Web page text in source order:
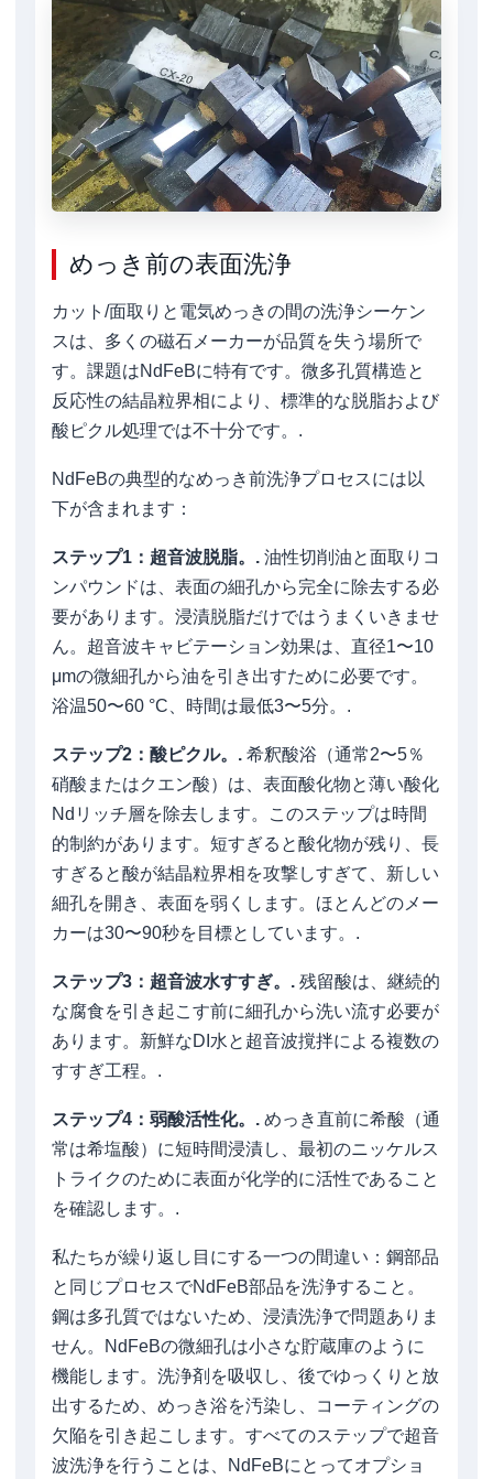
めっき前の表面洗浄
カット/面取りと電気めっきの間の洗浄シーケン
スは、多くの磁石メーカーが品質を失う場所で
す。課題はNdFeBに特有です。微多孔質構造と
反応性の結晶粒界相により、標準的な脱脂および
酸ピクル処理では不十分です。.
NdFeBの典型的なめっき前洗浄プロセスには以
下が含まれます：
ステップ1：超音波脱脂。. 油性切削油と面取りコ
ンパウンドは、表面の細孔から完全に除去する必
要があります。浸漬脱脂だけではうまくいきませ
ん。超音波キャビテーション効果は、直径1〜10
μmの微細孔から油を引き出すために必要です。
浴温50〜60 °C、時間は最低3〜5分。.
ステップ2：酸ピクル。. 希釈酸浴（通常2〜5％
硝酸またはクエン酸）は、表面酸化物と薄い酸化
Ndリッチ層を除去します。このステップは時間
的制約があります。短すぎると酸化物が残り、長
すぎると酸が結晶粒界相を攻撃しすぎて、新しい
細孔を開き、表面を弱くします。ほとんどのメー
カーは30〜90秒を目標としています。.
ステップ3：超音波水すすぎ。. 残留酸は、継続的
な腐食を引き起こす前に細孔から洗い流す必要が
あります。新鮮なDI水と超音波撹拌による複数の
すすぎ工程。.
ステップ4：弱酸活性化。. めっき直前に希酸（通
常は希塩酸）に短時間浸漬し、最初のニッケルス
トライクのために表面が化学的に活性であること
を確認します。.
私たちが繰り返し目にする一つの間違い：鋼部品
と同じプロセスでNdFeB部品を洗浄すること。
鋼は多孔質ではないため、浸漬洗浄で問題ありま
せん。NdFeBの微細孔は小さな貯蔵庫のように
機能します。洗浄剤を吸収し、後でゆっくりと放
出するため、めっき浴を汚染し、コーティングの
欠陥を引き起こします。すべてのステップで超音
波洗浄を行うことは、NdFeBにとってオプショ